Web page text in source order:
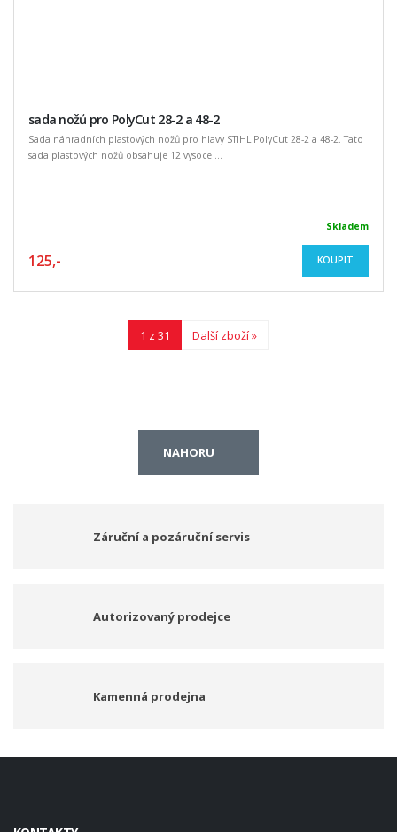
sada nožů pro PolyCut 28-2 a 48-2
Sada náhradních plastových nožů pro hlavy STIHL PolyCut 28-2 a 48-2. Tato
sada plastových nožů obsahuje 12 vysoce ...
Skladem
125,- KOUPIT
1 z 31 Další zboží »
NAHORU
Záruční a pozáruční servis
Autorizovaný prodejce
Kamenná prodejna